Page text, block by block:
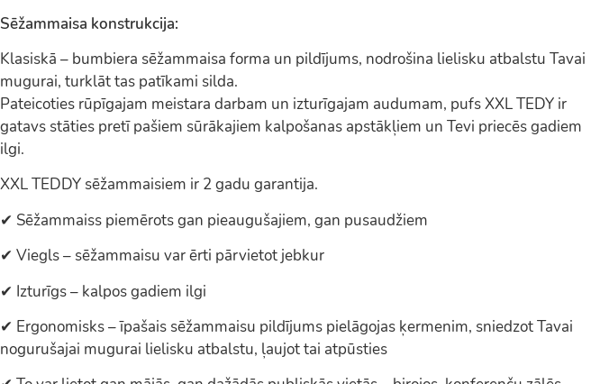
Sēžammaisa konstrukcija:
Klasiskā – bumbiera sēžammaisa forma un pildījums, nodrošina lielisku atbalstu Tavai
mugurai, turklāt tas patīkami silda.
Pateicoties rūpīgajam meistara darbam un izturīgajam audumam, pufs XXL TEDY ir
gatavs stāties pretī pašiem sūrākajiem kalpošanas apstākļiem un Tevi priecēs gadiem
ilgi.
XXL TEDDY sēžammaisiem ir 2 gadu garantija.
✔ Sēžammaiss piemērots gan pieaugušajiem, gan pusaudžiem
✔ Viegls – sēžammaisu var ērti pārvietot jebkur
✔ Izturīgs – kalpos gadiem ilgi
✔ Ergonomisks – īpašais sēžammaisu pildījums pielāgojas ķermenim, sniedzot Tavai
nogurušajai mugurai lielisku atbalstu, ļaujot tai atpūsties